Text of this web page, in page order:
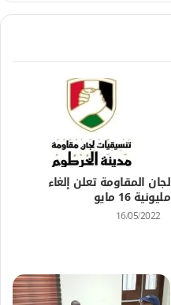
لجان المقاومة تعلن إلغاء
مليونية 16 مايو
16/05/2022